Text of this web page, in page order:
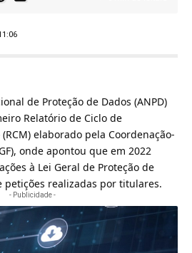
de Proteção de Dados (ANPD)
Relatório de Ciclo de
elaborado pela Coordenação-
onde apontou que em 2022
à Lei Geral de Proteção de
petições realizadas por titulares.
- Publicidade -